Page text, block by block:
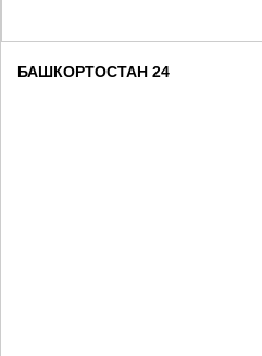
БАШКОРТОСТАН 24